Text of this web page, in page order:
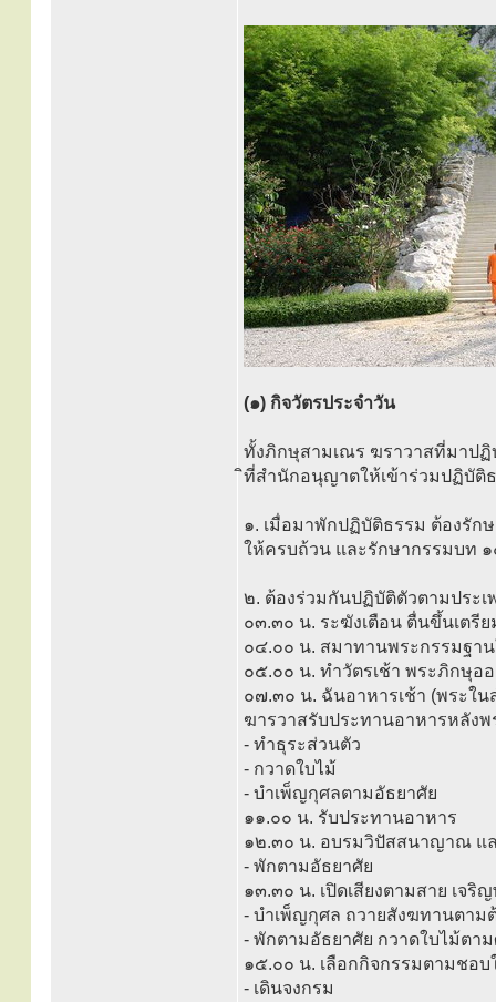
(๑) กิจวัตรประจำวัน
ทั้งภิกษุสามเณร ฆราวาสที่มาป
ที่สำนักอนุญาตให้เข้าร่วมปฏิบัติ
๑. เมื่อมาพักปฏิบัติธรรม ต้องรัก
ให้ครบถ้วน และรักษากรรมบท ๑
๒. ต้องร่วมกันปฏิบัติตัวตามประ
๐๓.๓๐ น. ระฆังเตือน ตื่นขึ้นเตรี
๐๔.๐๐ น. สมาทานพระกรรมฐา
๐๕.๐๐ น. ทำวัตรเช้า พระภิกษุอ
๐๗.๓๐ น. ฉันอาหารเช้า (พระใ
ฆารวาสรับประทานอาหารหลัง
- ทำธุระส่วนตัว
- กวาดใบไม้
- บำเพ็ญกุศลตามอัธยาศัย
๑๑.๐๐ น. รับประทานอาหาร
๑๒.๓๐ น. อบรมวิปัสสนาญาณ แ
- พักตามอัธยาศัย
๑๓.๓๐ น. เปิดเสียงตามสาย เจ
- บำเพ็ญกุศล ถวายสังฆทานตาม
- พักตามอัธยาศัย กวาดใบไม้ตา
๑๕.๐๐ น. เลือกกิจกรรมตามชอบ
- เดินจงกรม